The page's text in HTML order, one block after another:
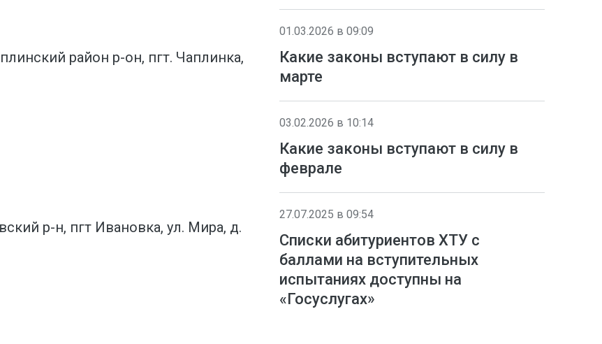
район р-он, пгт. Чаплинка,
р-н, пгт Ивановка, ул. Мира, д.
01.03.2026 в 09:09
Какие законы вступают в силу в
марте
03.02.2026 в 10:14
Какие законы вступают в силу в
феврале
27.07.2025 в 09:54
Списки абитуриентов ХТУ с
баллами на вступительных
испытаниях доступны на
«Госуслугах»